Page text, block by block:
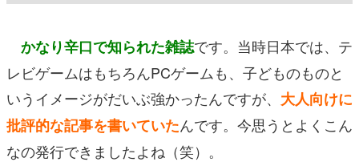
かなり辛口で知られた雑誌です。当時日本では、テ
レビゲームはもちろんPCゲームも、子どものものと
いうイメージがだいぶ強かったんですが、 大人向けに
批評的な記事を書いていたんです。今思うとよくこん
なの発行できましたよね（笑）。